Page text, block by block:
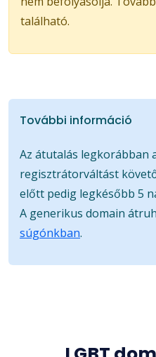
található.
További információ
Az átutalás legkorábban
regisztrátorváltást
előtt pedig legkésőbb 5
A generikus domain
súgónkban.